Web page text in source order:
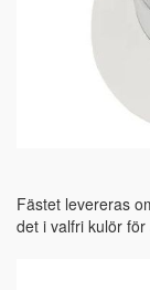
Fästet levereras
det i valfri kulör